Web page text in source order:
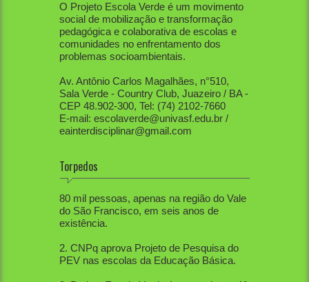
O Projeto Escola Verde é um movimento
social de mobilização e transformação
pedagógica e colaborativa de escolas e
comunidades no enfrentamento dos
problemas socioambientais.
Av. Antônio Carlos Magalhães, n°510,
Sala Verde - Country Club, Juazeiro / BA -
CEP 48.902-300, Tel: (74) 2102-7660
E-mail: escolaverde@univasf.edu.br /
eainterdisciplinar@gmail.com
Torpedos
1. PEV já mobilizou diretamente mais de
80 mil pessoas, apenas na região do Vale
do São Francisco, em seis anos de
existência.
2. CNPq aprova Projeto de Pesquisa do
PEV nas escolas da Educação Básica.